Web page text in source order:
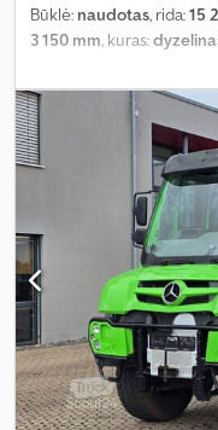
Būklė: naudotas, rida:15
3 150 mm, kuras: